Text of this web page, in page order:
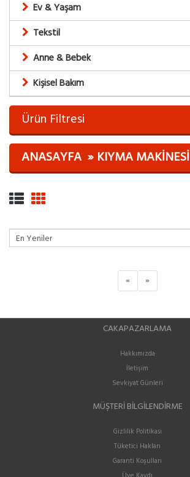
Ev & Yaşam
Tekstil
Anne & Bebek
Kişisel Bakım
Ürün Filtresi
ANASAYFA
KIYMA MAKINESI
« »
CAKAPAZARLAMA
Hakkımızda
İletişim
Sevkiyat Günleri
MÜŞTERI BILGILENDIRME
Gizlilik Politikası
Tüketici Hakları
Garanti Koşulları